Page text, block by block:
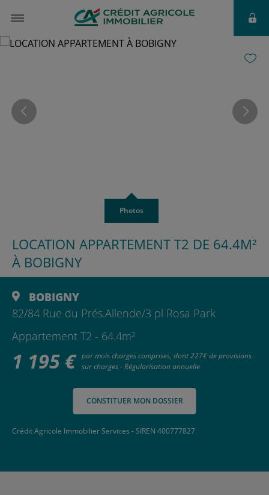
à partir de
Photos
LOCATION APPARTEMENT T2 DE 64.4M²
À BOBIGNY
BOBIGNY
82/84 Rue du Prés.Allende/3 pl Rosa Park
Appartement T2 - 64.4m²
1 195 € par mois charges comprises, dont 227€ de provisions
sur charges - Régularisation annuelle
CONSTITUER MON DOSSIER
Crédit Agricole Immobilier Services - SIREN 400777827